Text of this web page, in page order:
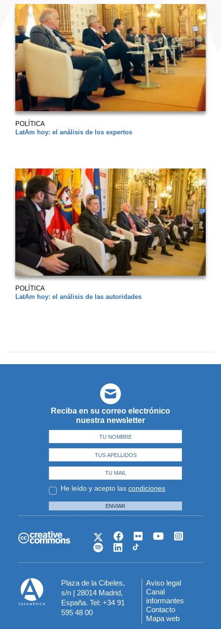
POLÍTICA
LatAm hoy: el análisis de los expertos
POLÍTICA
LatAm hoy: el análisis de las autoridades
Reciba en su correo electrónico
nuestra newsletter
He leído y acepto las condiciones
ENVIAR
Plaza de la Cibeles,
s/n | 28014 Madrid,
España. Tel: +34 91
595 48 00
Menú
del
Aviso legal
Canal
informantes
Contacto
Mapa web